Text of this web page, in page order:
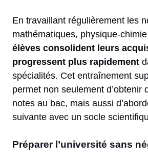
En travaillant régulièrement les
mathématiques, physique-
élèves consolident leurs
progressent plus rapidement
spécialités. Cet entraînement
permet non seulement d’obtenir
notes au bac, mais aussi
suivante avec un socle
Préparer l’université sans